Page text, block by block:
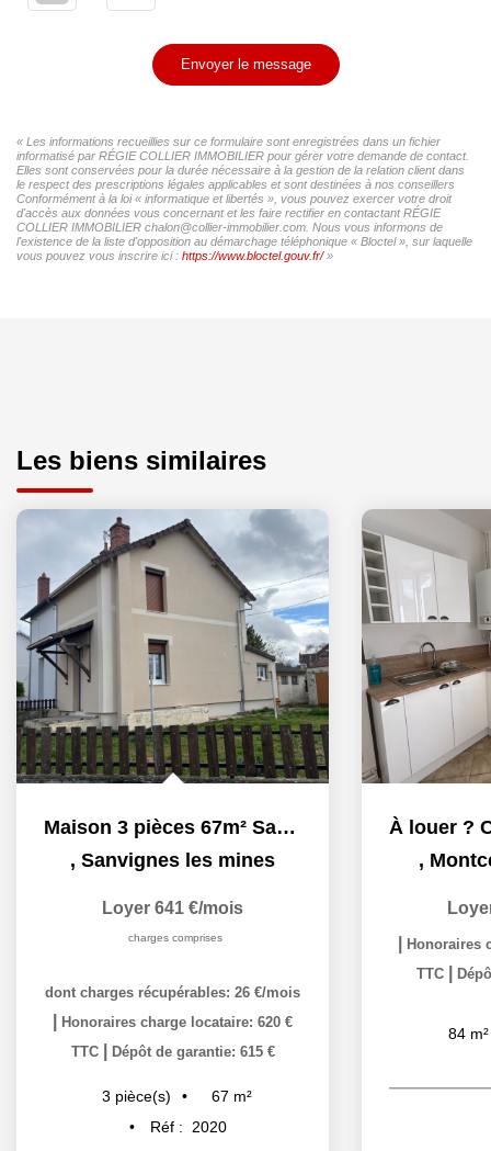
Envoyer le message
« Les informations recueillies sur ce formulaire sont enregistrées dans un fichier
informatisé par RÉGIE COLLIER IMMOBILIER pour gérer votre demande de contact.
Elles sont conservées pour la durée nécessaire à la gestion de la relation client dans
le respect des prescriptions légales applicables et sont destinées à nos conseillers
Conformément à la loi « informatique et libertés », vous pouvez exercer votre droit
d'accès aux données vous concernant et les faire rectifier en contactant RÉGIE
COLLIER IMMOBILIER chalon@collier-immobilier.com. Nous vous informons de
l'existence de la liste d'opposition au démarchage téléphonique « Bloctel », sur laquelle
vous pouvez vous inscrire ici : https://www.bloctel.gouv.fr/»
Les biens similaires
Maison 3 pièces 67m² Sanvignes les Mines
, Sanvignes les mines
Loyer 641 €/mois
charges comprises
dont charges récupérables: 26 €/mois
Honoraires charge locataire: 620 €
TTC
Dépôt de garantie: 615 €
3 pièce(s) 67 m²
Réf :
2020
,
Honoraires
TTC
84 m²